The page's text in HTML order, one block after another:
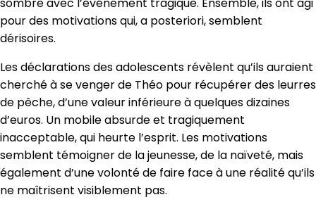
pour des motivations qui, a posteriori, semblent
dérisoires.
Les déclarations des adolescents révèlent qu’ils auraient
cherché à se venger de Théo pour récupérer des leurres
de pêche, d’une valeur inférieure à quelques dizaines
d’euros. Un mobile absurde et tragiquement
inacceptable, qui heurte l’esprit. Les motivations
semblent témoigner de la jeunesse, de la naïveté, mais
également d’une volonté de faire face à une réalité qu’ils
ne maîtrisent visiblement pas.